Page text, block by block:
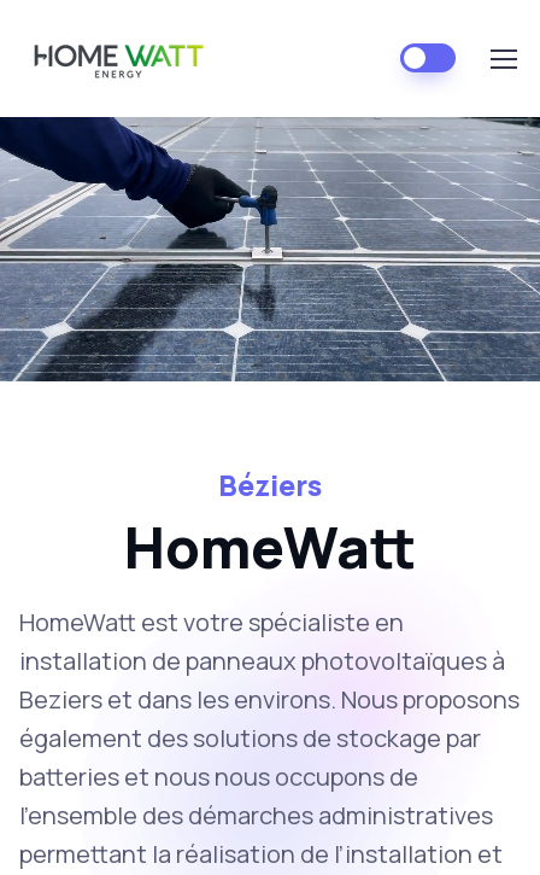
Béziers
HomeWatt
HomeWatt est votre spécialiste en
installation de panneaux photovoltaïques à
Beziers et dans les environs. Nous proposons
également des solutions de stockage par
batteries et nous nous occupons de
l’ensemble des démarches administratives
permettant la réalisation de l’installation et